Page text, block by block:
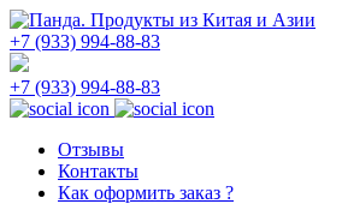
+7 (933) 994-88-83
+7 (933) 994-88-83
Отзывы
Контакты
Как оформить заказ ?